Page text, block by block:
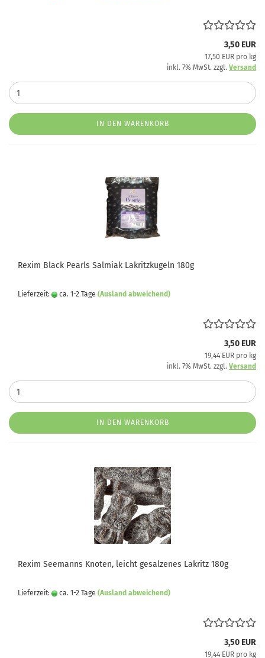
3,50 EUR
17,50 EUR pro kg
inkl. 7% MwSt. zzgl. Versand
IN DEN WARENKORB
Rexim Black Pearls Salmiak Lakritzkugeln 180g
Lieferzeit: ca. 1-2 Tage (Ausland abweichend)
3,50 EUR
19,44 EUR pro kg
inkl. 7% MwSt. zzgl. Versand
IN DEN WARENKORB
Rexim Seemanns Knoten, leicht gesalzenes Lakritz 180g
Lieferzeit: ca. 1-2 Tage (Ausland abweichend)
3,50 EUR
19,44 EUR pro kg